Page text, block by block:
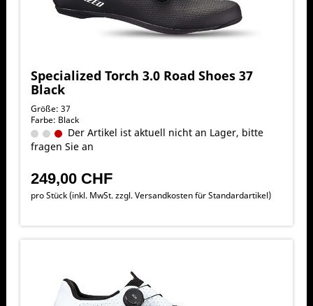
Specialized Torch 3.0 Road Shoes 37
Black
Größe: 37
Farbe: Black
Der Artikel ist aktuell nicht an Lager, bitte
fragen Sie an
249,00 CHF
pro Stück (inkl. MwSt. zzgl.Versandkosten für Standardartikel)